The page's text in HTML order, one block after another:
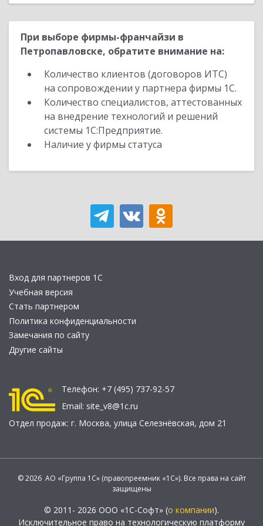
При выборе фирмы-франчайзи в
Петропавловске, обратите внимание на:
Количество клиентов (договоров ИТС)
на сопровождении у партнера фирмы 1С.
Количество специалистов, аттестованных
на внедрение технологий и решений
системы 1С:Предприятие.
Наличие у фирмы статуса
Вход для партнеров 1С
Учебная версия
Стать партнером
Политика конфиденциальности
Замечания по сайту
Другие сайты
Телефон: +7 (495) 737-92-57
Email: site_v8@1c.ru
Отдел продаж: г. Москва, улица Селезнёвская, дом 21
© 2026 АО «Группа 1С» (правопреемник «1С»). Все права на сайт
защищены
© 2011- 2026 ООО «1С-Софт» (о компании).
Исключительное право на технологическую платформу